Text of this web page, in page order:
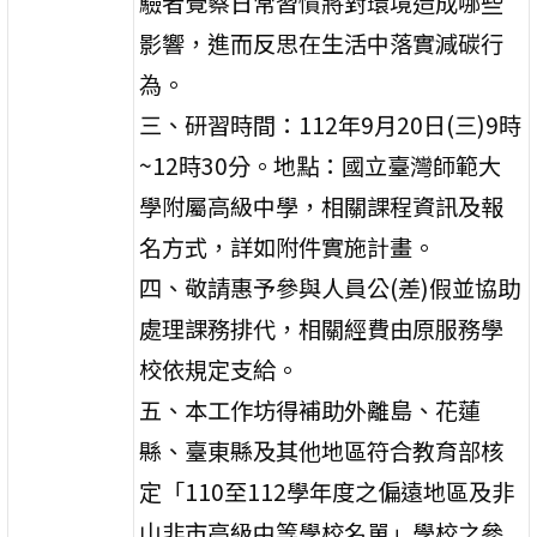
影響，進而反思在生活中落實減碳行
為。
三、研習時間：112年9月20日(三)9時
~12時30分。地點：國立臺灣師範大
學附屬高級中學，相關課程資訊及報
名方式，詳如附件實施計畫。
四、敬請惠予參與人員公(差)假並協助
處理課務排代，相關經費由原服務學
校依規定支給。
五、本工作坊得補助外離島、花蓮
縣、臺東縣及其他地區符合教育部核
定「110至112學年度之偏遠地區及非